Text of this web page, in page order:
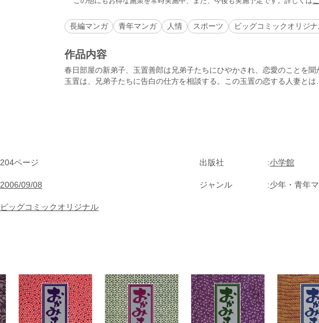
長編マンガ 青年マンガ 人情 スポーツ ビッグコミックオリジ
作品内容
春日部屋の新弟子、玉置善郎は兄弟子たちにひやかされ、恋愛のことを
玉置は、兄弟子たちに告白の仕方を相談する。この玉置の恋する人妻と
204ページ 出版社 小学館
2006/09/08 ジャンル 少年・青年
ビッグコミックオリジナル